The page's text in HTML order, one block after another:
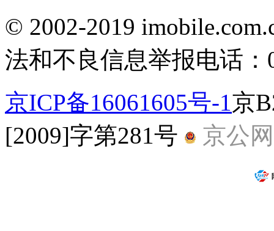
© 2002-2019
法和不良信息举报电话：
京ICP备16061605号-1京
[2009]字第281号
京公